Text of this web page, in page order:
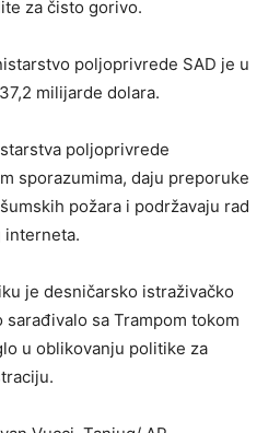
za čisto gorivo.
poljoprivrede SAD je u
milijarde dolara.
poljoprivrede
sporazumima, daju preporuke
požara i podržavaju rad
interneta.
je desničarsko istraživačko
sa Trampom tokom
u oblikovanju politike za